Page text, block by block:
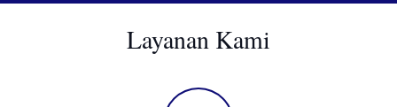
Layanan Kami